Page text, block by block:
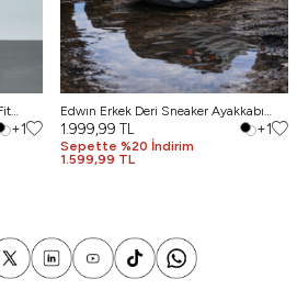
+1
Edwın Erkek Deri Sneaker Ayakkabı
Siyah
1.999,99 TL
Sepette %20 İndirim
1.599,99 TL
+1